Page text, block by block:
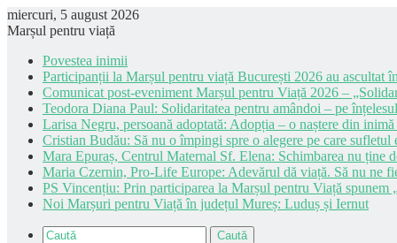
miercuri, 5 august 2026
Marșul pentru viață
Povestea inimii
Participanții la Marșul pentru viață București 2026 au ascultat
Comunicat post-eveniment Marșul pentru Viață 2026 –
Teodora Diana Paul: Solidaritatea pentru amândoi – pe
Larisa Negru, persoană adoptată: Adopția – o naștere din
Cristian Budău: Să nu o împingi spre o alegere pe care
Mara Epuraș, Centrul Maternal Sf. Elena: Schimbarea nu ține
Maria Czernin, Pro-Life Europe: Adevărul dă viață. Să nu ne
PS Vincențiu: Prin participarea la Marșul pentru Viață spunem
Noi Marșuri pentru Viață în județul Mureș: Luduș și Iernut
Caută